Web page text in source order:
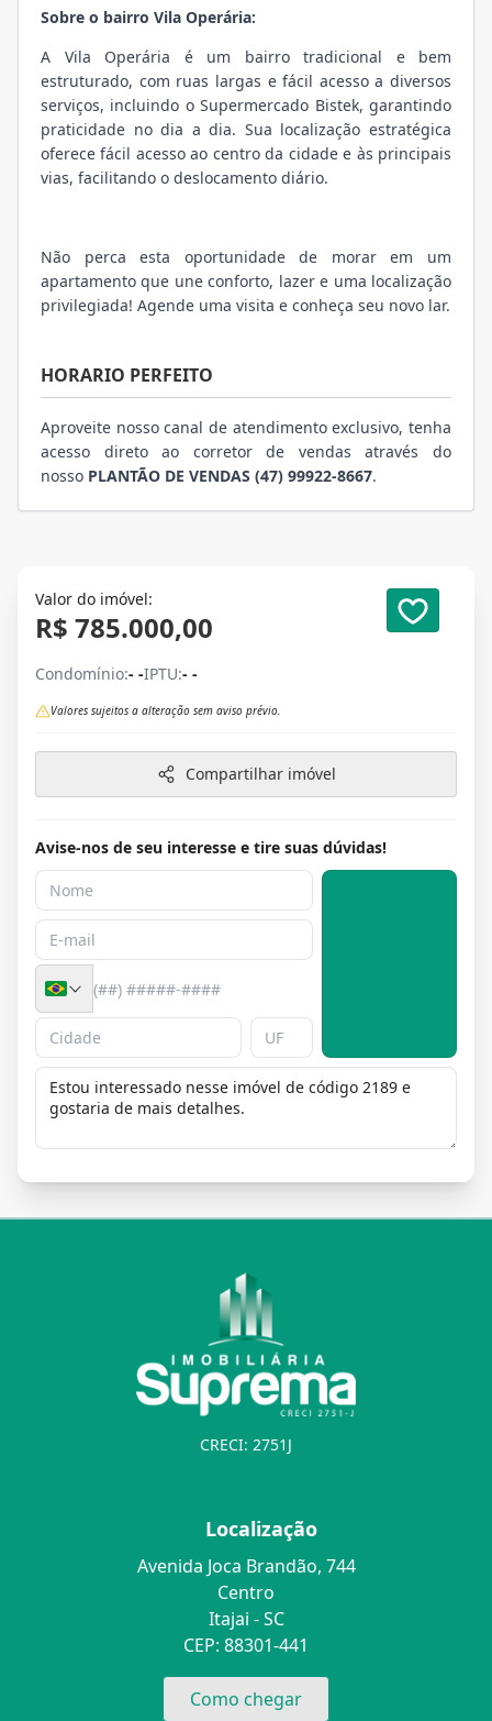
Sobre o bairro Vila Operária:
A Vila Operária é um bairro tradicional e bem
estruturado, com ruas largas e fácil acesso a diversos
serviços, incluindo o Supermercado Bistek, garantindo
praticidade no dia a dia. Sua localização estratégica
oferece fácil acesso ao centro da cidade e às principais
vias, facilitando o deslocamento diário.
Não perca esta oportunidade de morar em um
apartamento que une conforto, lazer e uma localização
privilegiada! Agende uma visita e conheça seu novo lar.
HORARIO PERFEITO
Aproveite nosso canal de atendimento exclusivo, tenha
acesso direto ao corretor de vendas através do
nosso PLANTÃO DE VENDAS (47) 99922-8667.
Valor do imóvel:
R$ 785.000,00
Condomínio:- -IPTU:- -
Valores sujeitos a alteração sem aviso prévio.
Compartilhar imóvel
Avise-nos de seu interesse e tire suas dúvidas!
CRECI: 2751J
Localização
Avenida Joca Brandão, 744
Centro
Itajai - SC
CEP: 88301-441
Como chegar